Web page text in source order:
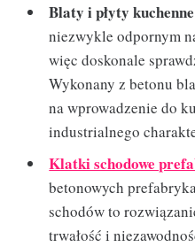
Blaty i płyty kuchenne
niezwykle odpornym
więc doskonale
Wykonany z betonu
na wprowadzenie do
industrialnego
Klatki schodowe
betonowych
schodów to
trwałość i